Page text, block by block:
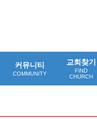
커뮤니티
COMMUNITY
교회찾기
FIND
CHURCH